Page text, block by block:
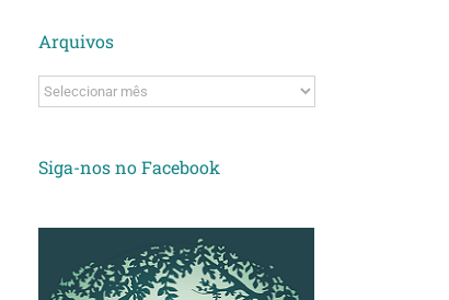
Arquivos
Arquivos
Siga-nos no Facebook